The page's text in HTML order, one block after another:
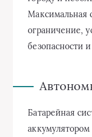
Максимальная
ограничение,
безопасности
Батарейная